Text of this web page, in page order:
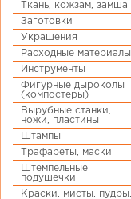
Ткань, кожзам, замша
Заготовки
Украшения
Расходные материалы
Инструменты
Фигурные дыроколы
(компостеры)
Вырубные станки,
ножи, пластины
Штампы
Трафареты, маски
Штемпельные
подушечки
Краски, мисты, пудры,